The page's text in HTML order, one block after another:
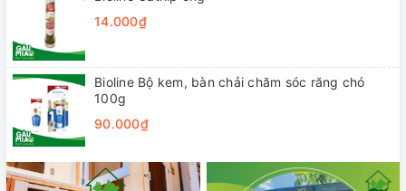
14.000₫
Bioline Bộ kem, bàn chải chăm sóc răng chó
100g
90.000₫